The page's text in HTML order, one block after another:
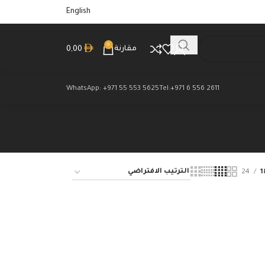
English
مقارنة
0
0,00
Tel:+971 6 556 2611
WhatsApp: +971 55 553 5625
24